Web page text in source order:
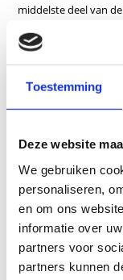
Toestemming
Deze website
We gebruiken
personaliseren,
en om ons
informatie over
partners voor
partners kunnen
middelste deel van
Inclusief
Traploos in
individueel